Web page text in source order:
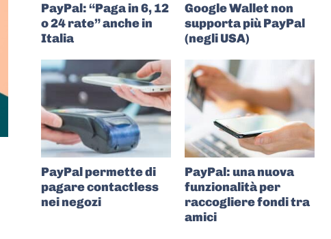
PayPal: “Paga in 6, 12
o 24 rate” anche in
Italia
Google Wallet non
supporta più PayPal
(negli USA)
PayPal permette di
pagare contactless
nei negozi
PayPal: una nuova
funzionalità per
raccogliere fondi tra
amici